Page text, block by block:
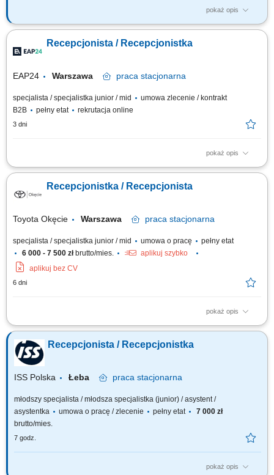
pokaż opis
Opis oferty Szukamy osoby, która ogarnie kilka obszarów naraz i zrobi to
opiekę administracyjną nad biurem. To rola dla kogoś zorganizowanego,
lubiącego różnorodność zadań i potrafiącego swobodnie przełączać...
Recepcjonista / Recepcjonistka
EAP24 Warszawa praca stacjonarna
specjalista / specjalistka junior / mid
umowa zlecenie / kontrakt
B2B
pełny etat rekrutacja online
3 dni
pokaż opis
Twój zakres obowiązków kompleksowa obsługa pacjentów w recepcji,
informacji o usługach centrum, obsługa systemu do rejestracji pacjentów,
przyjmowanie płatności i wystawianie dokumentów sprzedaży,
Recepcjonistka / Recepcjonista
Toyota Okęcie Warszawa praca stacjonarna
specjalista / specjalistka junior / mid umowa o pracę
pełny etat
6 000 - 7 500 złbrutto/mies.
aplikuj szybko
aplikuj bez CV
6 dni
pokaż opis
Twój zakres obowiązków obsługa recepcji oraz dbanie o sprawny
klientami; wspieranie klientów oczekujących na spotkanie z doradcą lub
serwisem; prowadzenie dokumentacji oraz ewidencji pojazdów;
organizowanie spotkań i...
Recepcjonista / Recepcjonistka
ISS Polska Łeba praca stacjonarna
młodszy specjalista / młodsza specjalistka (junior) / asystent /
asystentka
umowa o pracę / zlecenie pełny etat
7 000 zł
brutto/mies.
7 godz.
pokaż opis